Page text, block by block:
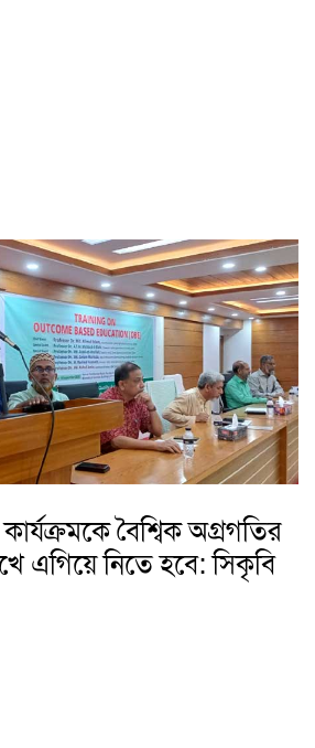
বৈশ্বিক অগ্রগতির
এগিয়ে নিতে হবে: সিকৃবি